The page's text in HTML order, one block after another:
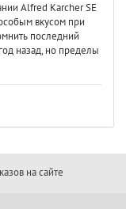
Alfred Karcher SE
вкусом при
последний
назад, но пределы
на сайте